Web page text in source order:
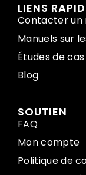
LIENS
Contacter
Manuels sur
Études de cas
Blog
SOUTIEN
FAQ
Mon compte
Politique de